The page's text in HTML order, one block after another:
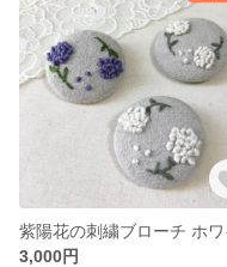
3,000円